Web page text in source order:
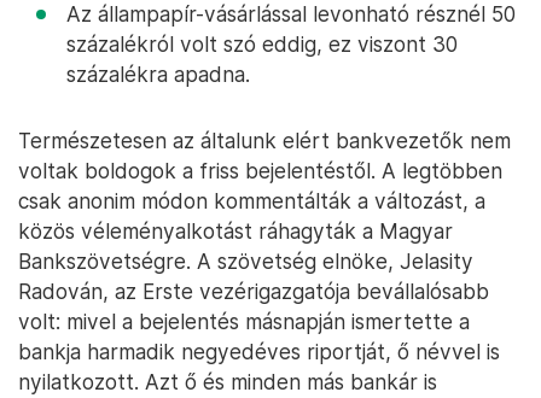
Az állampapír-vásárlással levonható résznél 50
százalékról volt szó eddig, ez viszont 30
százalékra apadna.
Természetesen az általunk elért bankvezetők nem
voltak boldogok a friss bejelentéstől. A legtöbben
csak anonim módon kommentálták a változást, a
közös véleményalkotást ráhagyták a Magyar
Bankszövetségre. A szövetség elnöke, Jelasity
Radován, az Erste vezérigazgatója bevállalósabb
volt: mivel a bejelentés másnapján ismertette a
bankja harmadik negyedéves riportját, ő névvel is
nyilatkozott. Azt ő és minden más bankár is